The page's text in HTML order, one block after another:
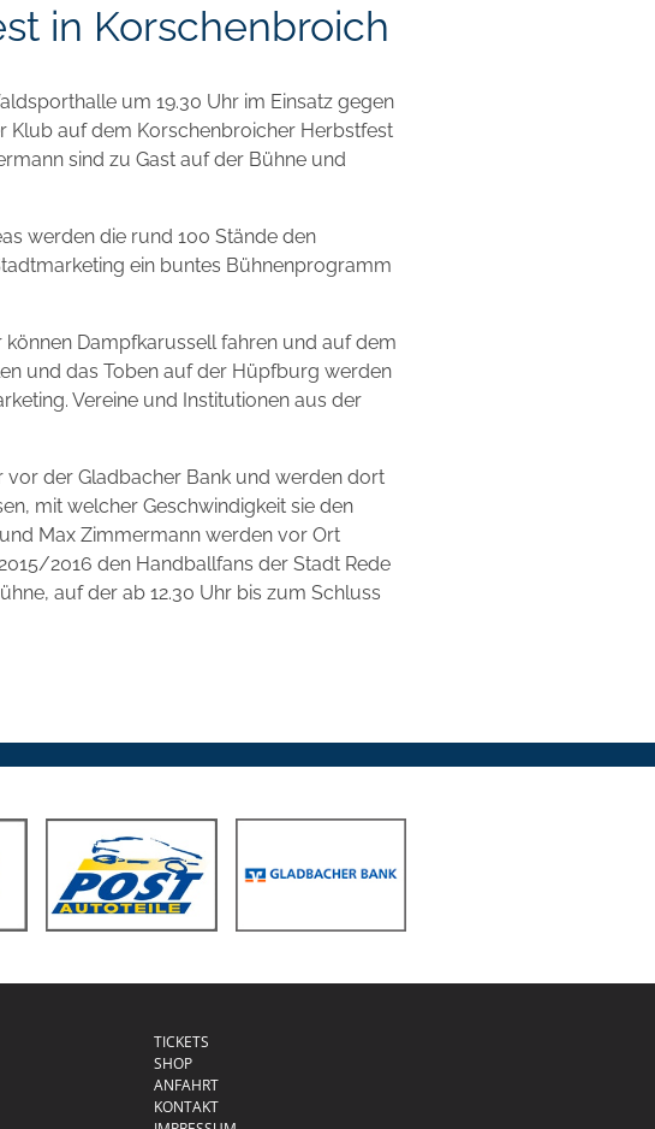
in Korschenbroich
um 19.30 Uhr im Einsatz gegen
Klub auf dem Korschenbroicher Herbstfest
sind zu Gast auf der Bühne und
werden die rund 100 Stände den
ein buntes Bühnenprogramm
können Dampfkarussell fahren und auf dem
und das Toben auf der Hüpfburg werden
Vereine und Institutionen aus der
vor der Gladbacher Bank und werden dort
mit welcher Geschwindigkeit sie den
Max Zimmermann werden vor Ort
2016 den Handballfans der Stadt Rede
auf der ab 12.30 Uhr bis zum Schluss
TICKETS
SHOP
ANFAHRT
KONTAKT